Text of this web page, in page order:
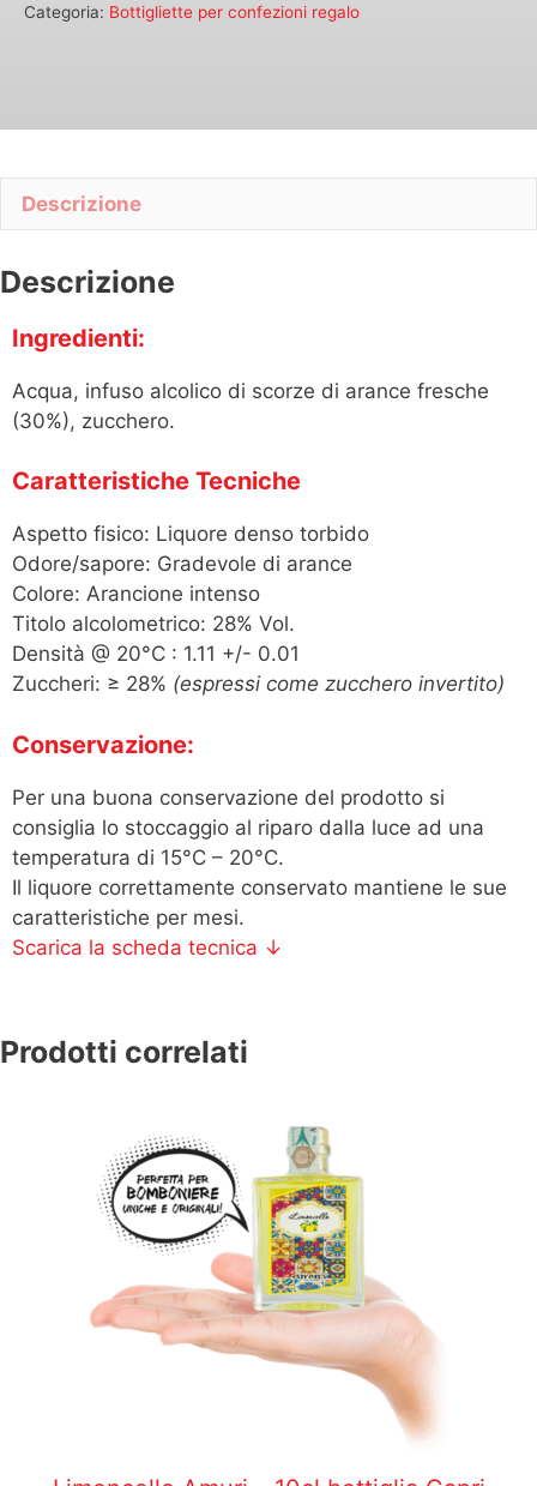
bottiglia
Categoria: Bottigliette per confezioni regalo
Descrizione
Descrizione
Ingredienti:
Acqua, infuso alcolico di scorze di arance fresche
(30%), zucchero.
Caratteristiche Tecniche
Aspetto fisico: Liquore denso torbido
Odore/sapore: Gradevole di arance
Colore: Arancione intenso
Titolo alcolometrico: 28% Vol.
Densità @ 20°C : 1.11 +/- 0.01
Zuccheri: ≥ 28% (espressi come zucchero invertito)
Conservazione:
Per una buona conservazione del prodotto si
consiglia lo stoccaggio al riparo dalla luce ad una
temperatura di 15°C – 20°C.
Il liquore correttamente conservato mantiene le sue
caratteristiche per mesi.
Scarica la scheda tecnica ↓
Prodotti correlati